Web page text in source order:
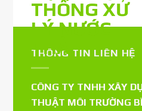
THÔNG TIN LIÊN HỆ
CÔNG TY TNHH XÂY
THUẬT MÔI TRƯỜNG